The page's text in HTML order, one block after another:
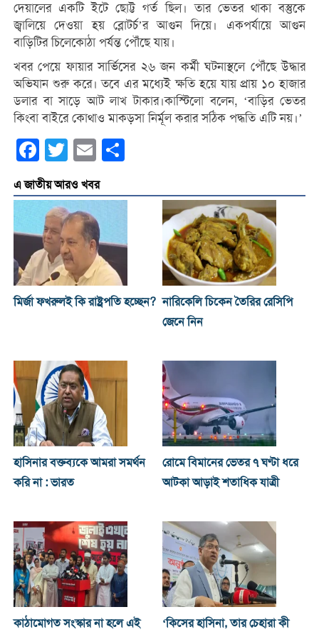
দেয়ালের একটি ইটে ছোট্ট গর্ত ছিল। তার ভেতর থাকা বস্তুকে
জ্বালিয়ে দেওয়া হয় ব্লোটর্চ’র আগুন দিয়ে। একপর্যায়ে আগুন
বাড়িটির চিলেকোঠা পর্যন্ত পৌঁছে যায়।
খবর পেয়ে ফায়ার সার্ভিসের ২৬ জন কর্মী ঘটনাস্থলে পৌঁছে উদ্ধার
অভিযান শুরু করে। তবে এর মধ্যেই ক্ষতি হয়ে যায় প্রায় ১০ হাজার
ডলার বা সাড়ে আট লাখ টাকার।কাস্টিলো বলেন, ‘বাড়ির ভেতর
কিংবা বাইরে কোথাও মাকড়সা নির্মূল করার সঠিক পদ্ধতি এটি নয়।’
Facebook
Twitter Email
এ জাতীয় আরও খবর
মির্জা ফখরুলই কি রাষ্ট্রপতি হচ্ছেন? নারিকেলি চিকেন তৈরির রেসিপি
জেনে নিন
হাসিনার বক্তব্যকে আমরা সমর্থন
করি না : ভারত
রোমে বিমানের ভেতর ৭ ঘণ্টা ধরে
আটকা আড়াই শতাধিক যাত্রী
কাঠামোগত সংস্কার না হলে এই
‘কিসের হাসিনা, তার চেহারা কী